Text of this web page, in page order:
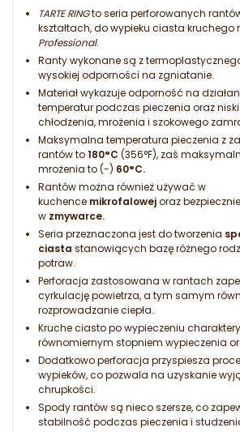
TARTE RINGto seria perforowanych
kształtach, do wypieku ciasta kruchego
Professional.
Ranty wykonane są z
wysokiej odporności na zgniatanie.
Materiał wykazuje odporność na
temperatur podczas pieczenia oraz
chłodzenia, mrożenia i szokowego
Maksymalna temperatura pieczenia z
rantów to180°C (356°F), zaś
mrożenia to (-) 60°C.
Rantów można również używać w
kuchence mikrofalowejoraz
w zmywarce.
Seria przeznaczona jest do tworzenia
ciasta stanowiących bazę różnego
potraw.
Perforacja zastosowana w rantach
cyrkulację powietrza, a tym samym
rozprowadzanie ciepła.
Kruche ciasto po wypieczeniu
równomiernym stopniem wypieczenia
Dodatkowo perforacja przyspiesza
wypieków, co pozwala na uzyskanie
chrupkości.
Spody rantów są nieco szersze, co
stabilność podczas pieczenia i